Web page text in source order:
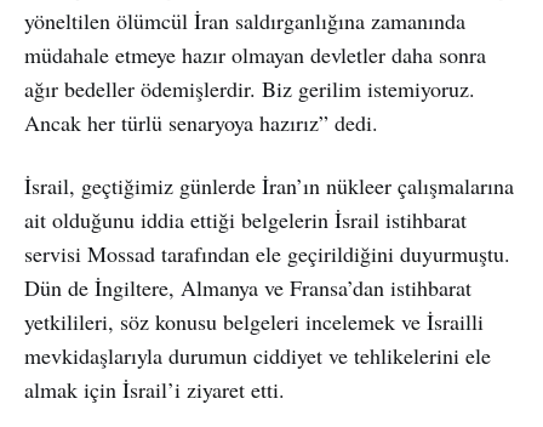
yöneltilen ölümcül İran saldırganlığına zamanında
müdahale etmeye hazır olmayan devletler daha sonra
ağır bedeller ödemişlerdir. Biz gerilim istemiyoruz.
Ancak her türlü senaryoya hazırız” dedi.
İsrail, geçtiğimiz günlerde İran’ın nükleer çalışmalarına
ait olduğunu iddia ettiği belgelerin İsrail istihbarat
servisi Mossad tarafından ele geçirildiğini duyurmuştu.
Dün de İngiltere, Almanya ve Fransa’dan istihbarat
yetkilileri, söz konusu belgeleri incelemek ve İsrailli
mevkidaşlarıyla durumun ciddiyet ve tehlikelerini ele
almak için İsrail’i ziyaret etti.